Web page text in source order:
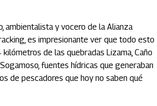
ambientalista y vocero de la Alianza
es impresionante ver que todo esto
de las quebradas Lizama, Caño
fuentes hídricas que generaban
de pescadores que hoy no saben qué